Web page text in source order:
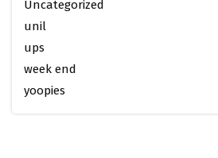
Uncategorized
unil
ups
week end
yoopies